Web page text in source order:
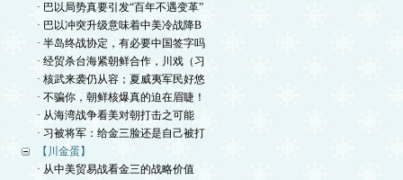
· 巴以局势真要引发“百年不遇变革”
· 巴以冲突升级意味着中美冷战降B
· 半岛终战协定，有必要中国签字吗
· 经贸杀台海紧朝鲜合作，川戏（习
· 核武来袭仍从容；夏威夷军民好悠
· 不骗你，朝鲜核爆真的迫在眉睫！
· 从海湾战争看美对朝打击之可能
· 习被将军：给金三脸还是自己被打
【川金蛋】
· 从中美贸易战看金三的战略价值